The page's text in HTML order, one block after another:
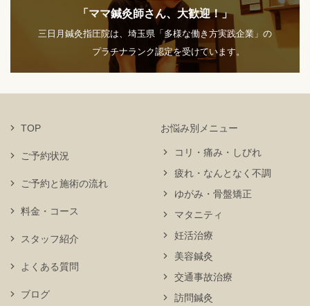
「ママ鍼灸師さん、大歓迎！」
三日月鍼灸指圧院は、埼玉県「多様な働き方実践企業」の
プラチナランク認定を受けています。
TOP
ご予約状況
お悩み別メニュー
コリ・痛み・しびれ
疲れ・なんとなく不調
ゆがみ・骨盤矯正
マタニティ
妊活治療
美容鍼灸
交通事故治療
訪問鍼灸
ご予約と施術の流れ
料金・コース
スタッフ紹介
よくある質問
ブログ